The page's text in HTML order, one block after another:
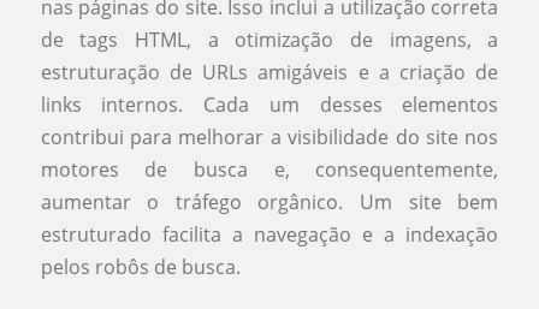
nas páginas do site. Isso inclui a utilização correta
de tags HTML, a otimização de imagens, a
estruturação de URLs amigáveis e a criação de
links internos. Cada um desses elementos
contribui para melhorar a visibilidade do site nos
motores de busca e, consequentemente,
aumentar o tráfego orgânico. Um site bem
estruturado facilita a navegação e a indexação
pelos robôs de busca.